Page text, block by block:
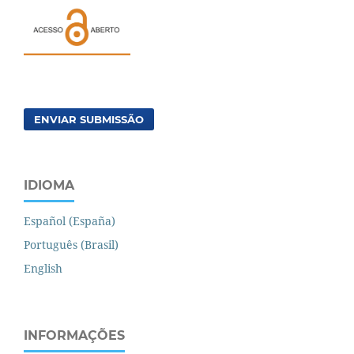
ENVIAR SUBMISSÃO
IDIOMA
Español (España)
Português (Brasil)
English
INFORMAÇÕES